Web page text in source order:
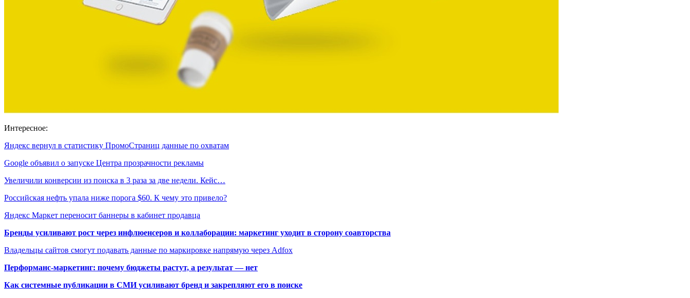
Интересное:
Яндекс вернул в статистику ПромоСтраниц данные по охватам
Google объявил о запуске Центра прозрачности рекламы
Увеличили конверсии из поиска в 3 раза за две недели. Кейс…
Российская нефть упала ниже порога $60. К чему это привело?
Яндекс Маркет переносит баннеры в кабинет продавца
Бренды усиливают рост через инфлюенсеров и коллаборации: маркетинг уходит в сторону соавторства
Владельцы сайтов смогут подавать данные по маркировке напрямую через Adfox
Перформанс-маркетинг: почему бюджеты растут, а результат — нет
Как системные публикации в СМИ усиливают бренд и закрепляют его в поиске